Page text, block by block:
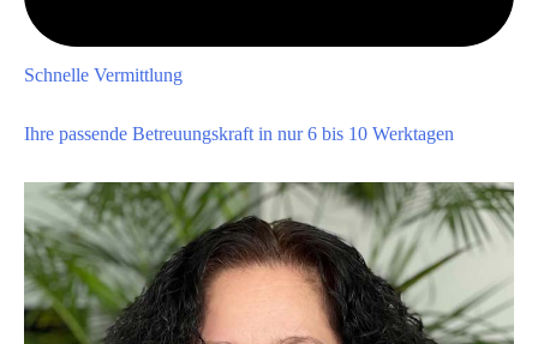
Schnelle Vermittlung
Ihre passende Betreuungskraft in nur 6 bis 10 Werktagen